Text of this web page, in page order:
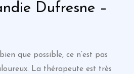
Dufresne –
que possible, ce n’est pas
La thérapeute est très